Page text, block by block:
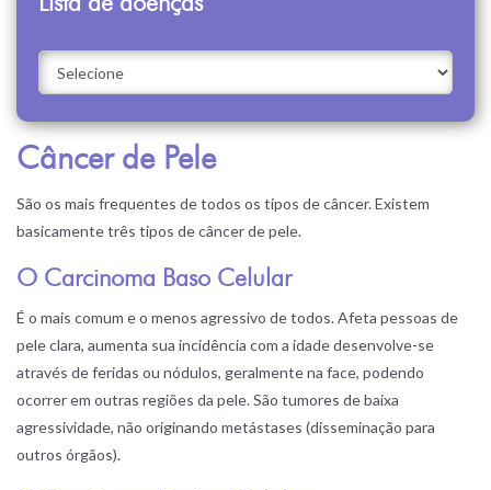
Câncer de Pele
São os mais frequentes de todos os tipos de câncer. Existem
basicamente três tipos de câncer de pele.
O Carcinoma Baso Celular
É o mais comum e o menos agressivo de todos. Afeta pessoas de
pele clara, aumenta sua incidência com a idade desenvolve-se
através de feridas ou nódulos, geralmente na face, podendo
ocorrer em outras regiões da pele. São tumores de baixa
agressividade, não originando metástases (disseminação para
outros órgãos).